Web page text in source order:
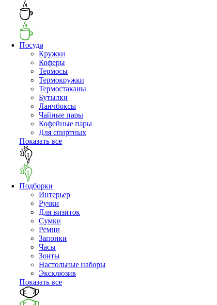
Посуда
Кружки
Коферы
Термосы
Термокружки
Термостаканы
Бутылки
Ланчбоксы
Чайные пары
Кофейные пары
Для спиртных
Показать все
Подборки
Интерьер
Ручки
Для визиток
Сумки
Ремни
Запонки
Часы
Зонты
Настольные наборы
Эксклюзив
Показать все